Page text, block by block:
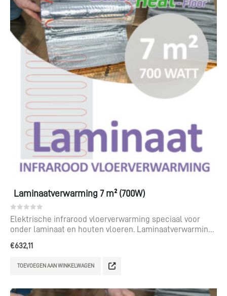
Laminaatverwarming 7 m² (700W)
0out of 5
Elektrische infrarood vloerverwarming speciaal voor
onder laminaat en houten vloeren. Laminaatverwarming
€632,11
TOEVOEGEN AAN WINKELWAGEN